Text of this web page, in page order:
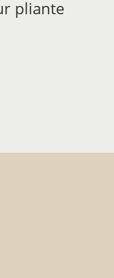
pliante